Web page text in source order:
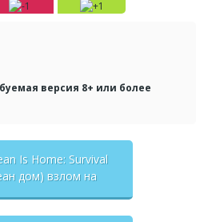
версия 8+ или более
Is Home: Survival
дом) взлом на